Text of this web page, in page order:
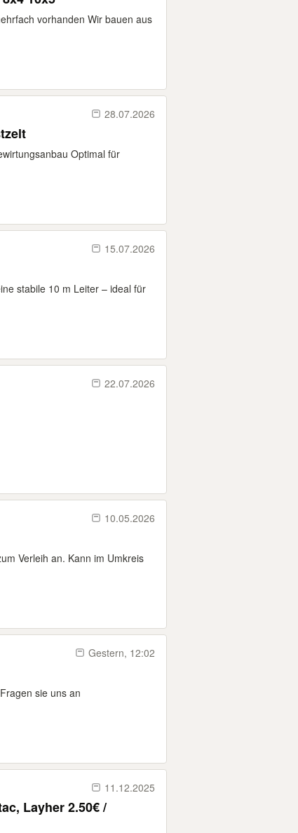
vorhanden Wir bauen aus
28.07.2026
Optimal für
15.07.2026
stabile 10 m Leiter – ideal für
22.07.2026
10.05.2026
Verleih an. Kann im Umkreis
Gestern, 12:02
sie uns an
11.12.2025
Layher 2.50€ /